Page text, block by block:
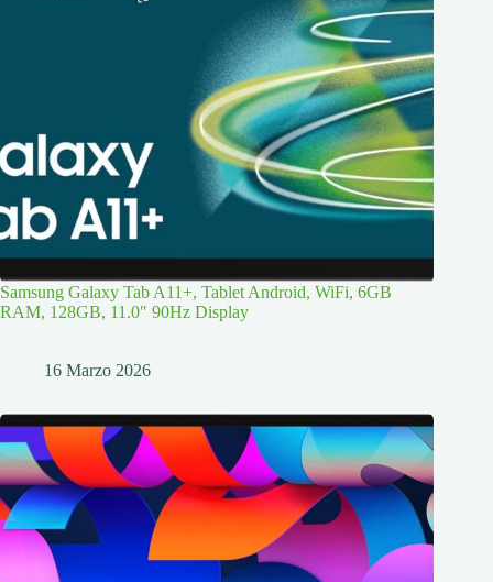
Samsung Galaxy Tab A11+, Tablet Android, WiFi, 6GB
RAM, 128GB, 11.0″ 90Hz Display
16 Marzo 2026